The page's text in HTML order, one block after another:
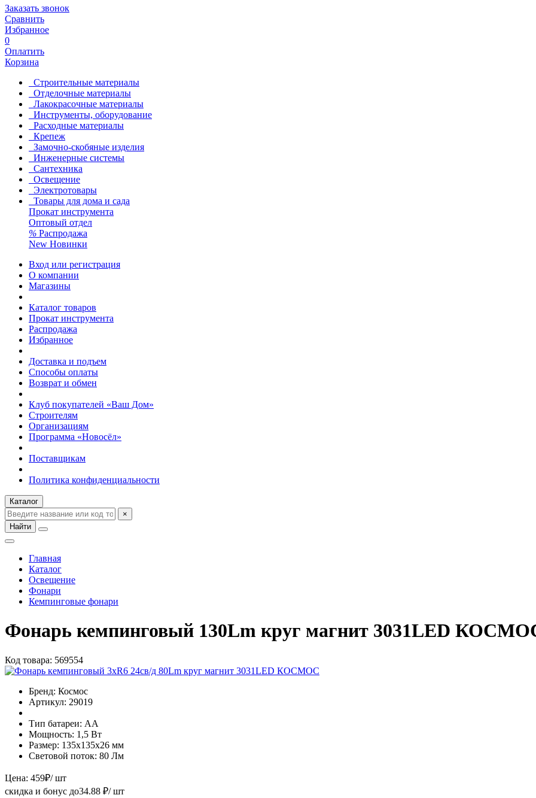
Заказать звонок
Сравнить
Избранное
0
Оплатить
Корзина
Строительные материалы
Отделочные материалы
Лакокрасочные материалы
Инструменты, оборудование
Расходные материалы
Крепеж
Замочно-скобяные изделия
Инженерные системы
Сантехника
Освещение
Электротовары
Товары для дома и сада
Прокат инструмента
Оптовый отдел
% Распродажа
New Новинки
Вход или регистрация
О компании
Магазины
Каталог товаров
Прокат инструмента
Распродажа
Избранное
Доставка и подъем
Способы оплаты
Возврат и обмен
Клуб покупателей «Ваш Дом»
Строителям
Организациям
Программа «Новосёл»
Поставщикам
Политика конфиденциальности
Каталог
×
Найти
Главная
Каталог
Освещение
Фонари
Кемпинговые фонари
Фонарь кемпинговый 130Lm круг магнит 3031LED
Код товара: 569554
Бренд: Космос
Артикул: 29019
Тип батареи: АА
Мощность: 1,5 Вт
Размер: 135х135х26 мм
Световой поток: 80 Лм
Цена: 459₽/ шт
скидка и бонус до34.88 ₽/ шт